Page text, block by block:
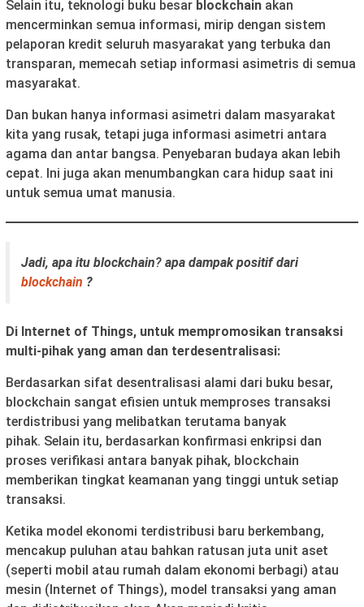
Selain itu, teknologi buku besar blockchain akan
mencerminkan semua informasi, mirip dengan sistem
pelaporan kredit seluruh masyarakat yang terbuka dan
transparan, memecah setiap informasi asimetris di semua
masyarakat.
Dan bukan hanya informasi asimetri dalam masyarakat
kita yang rusak, tetapi juga informasi asimetri antara
agama dan antar bangsa. Penyebaran budaya akan lebih
cepat. Ini juga akan menumbangkan cara hidup saat ini
untuk semua umat manusia.
Jadi, apa itu blockchain? apa dampak positif dari
blockchain ?
Di Internet of Things, untuk mempromosikan transaksi
multi-pihak yang aman dan terdesentralisasi:
Berdasarkan sifat desentralisasi alami dari buku besar,
blockchain sangat efisien untuk memproses transaksi
terdistribusi yang melibatkan terutama banyak
pihak. Selain itu, berdasarkan konfirmasi enkripsi dan
proses verifikasi antara banyak pihak, blockchain
memberikan tingkat keamanan yang tinggi untuk setiap
transaksi.
Ketika model ekonomi terdistribusi baru berkembang,
mencakup puluhan atau bahkan ratusan juta unit aset
(seperti mobil atau rumah dalam ekonomi berbagi) atau
mesin (Internet of Things), model transaksi yang aman